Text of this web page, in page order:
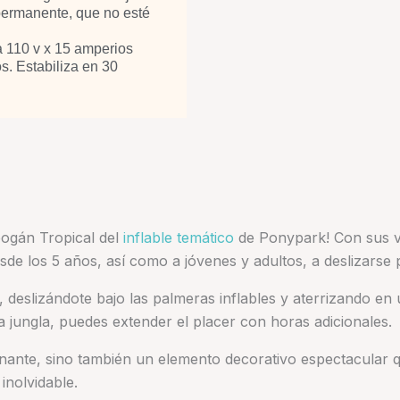
que no esté
110 v x 15 amperios
Estabiliza en 30
Tropical del inflable temático de Ponypark! Con sus
los 5 años, así como a jóvenes y adultos, a
bajo las palmeras inflables y aterrizando
puedes extender el placer con horas adicionales.
sino también un elemento decorativo espectacular